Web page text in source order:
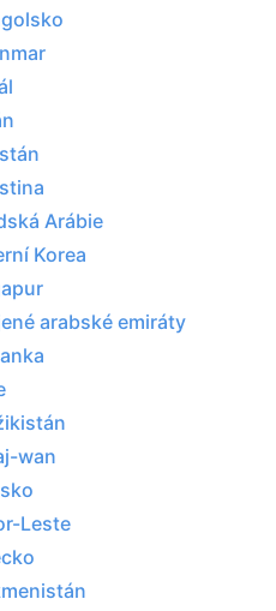
Arábie
Korea
arabské emiráty
wan
Leste